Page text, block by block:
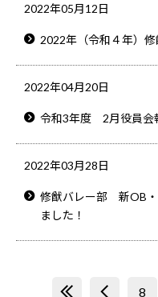
2022年05月12日
2022年（令和４年）
2022年04月20日
令和3年度 2月役員会
2022年03月28日
修猷バレー部 新OB・
ました！
<< < 8